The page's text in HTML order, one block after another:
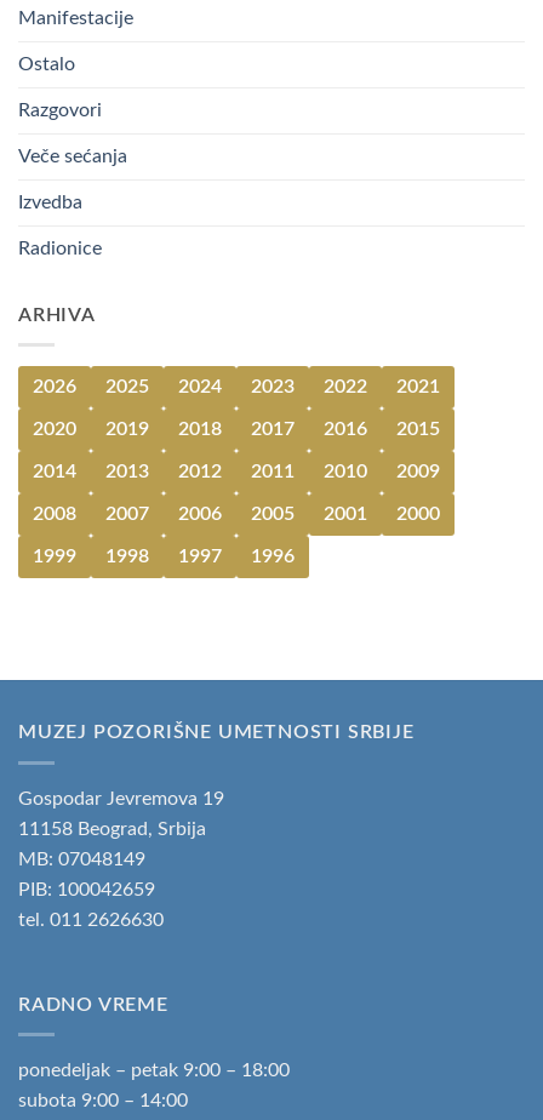
Manifestacije
Ostalo
Razgovori
Veče sećanja
Izvedba
Radionice
ARHIVA
2026 2025 2024 2023 2022 2021
2020 2019 2018 2017 2016 2015
2014 2013 2012 2011 2010 2009
2008 2007 2006 2005 2001 2000
1999 1998 1997 1996
MUZEJ POZORIŠNE UMETNOSTI SRBIJE
Gospodar Jevremova 19
11158 Beograd, Srbija
MB: 07048149
PIB: 100042659
tel. 011 2626630
RADNO VREME
ponedeljak – petak 9:00 – 18:00
subota 9:00 – 14:00